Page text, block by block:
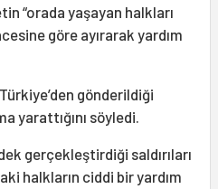
“orada yaşayan halkları
göre ayırarak yardım
Türkiye’den gönderildiği
yarattığını söyledi.
gerçekleştirdiği saldırıları
halkların ciddi bir yardım